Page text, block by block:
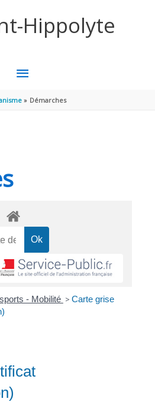
Hippolyte
MENU
PRINCIPAL
Démarches
- Mobilité > Carte grise